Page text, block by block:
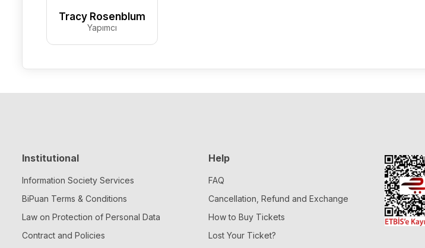
Tracy Rosenblum
Yapımcı
Institutional
Information Society Services
BiPuan Terms & Conditions
Law on Protection of Personal Data
Contract and Policies
Help
FAQ
Cancellation, Refund and Exchange
How to Buy Tickets
Lost Your Ticket?